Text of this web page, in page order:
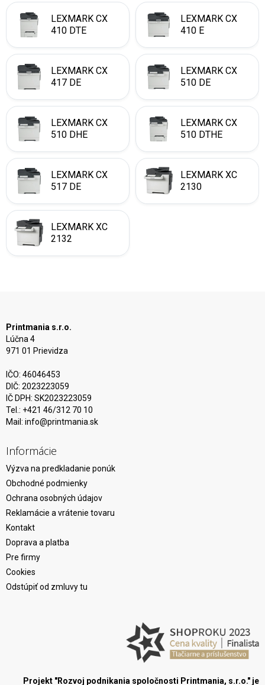
LEXMARK CX
410 DTE
LEXMARK CX
410 E
LEXMARK CX
417 DE
LEXMARK CX
510 DE
LEXMARK CX
510 DHE
LEXMARK CX
510 DTHE
LEXMARK CX
517 DE
LEXMARK XC
2130
LEXMARK XC
2132
Printmania s.r.o.
Lúčna 4
971 01 Prievidza
IČO: 46046453
DIČ: 2023223059
IČ DPH: SK2023223059
Tel.: +421 46/312 70 10
Mail: info@printmania.sk
Informácie
Výzva na predkladanie ponúk
Obchodné podmienky
Ochrana osobných údajov
Reklamácie a vrátenie tovaru
Kontakt
Doprava a platba
Pre firmy
Cookies
Odstúpiť od zmluvy tu
Projekt "Rozvoj podnikania spoločnosti Printmania, s.r.o." je